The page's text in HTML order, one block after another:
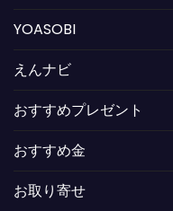
YOASOBI
えんナビ
おすすめプレゼント
おすすめ金
お取り寄せ